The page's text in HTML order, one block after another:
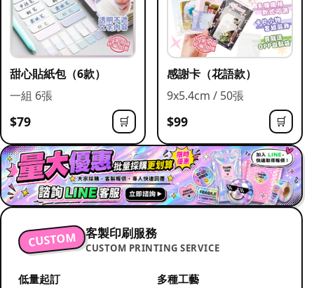
甜心貼紙包（6款）
一組 6張
$79 🛒
感謝卡（花語款）
9x5.4cm / 50張
$99 🛒
CUSTOM 客製印刷服務
CUSTOM PRINTING SERVICE
低量起訂 多種工藝